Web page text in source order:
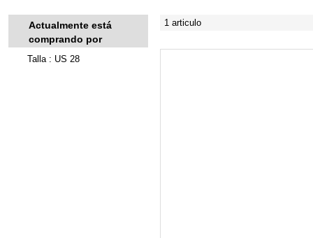
Actualmente está
comprando por
Talla : US 28
1 articulo